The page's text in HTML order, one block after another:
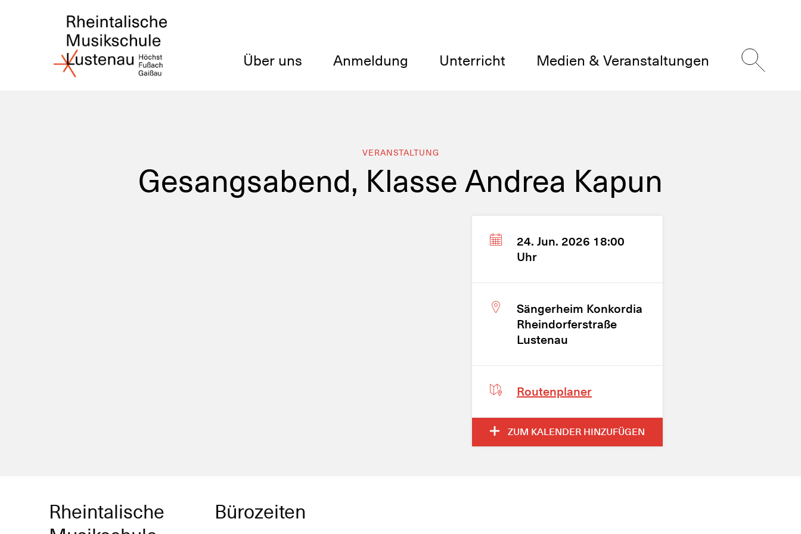
Über uns Anmeldung Unterricht Medien & Veranstaltungen
VERANSTALTUNG
Gesangsabend, Klasse Andrea Kapun
24. Jun. 2026 18:00
Uhr
Sängerheim Konkordia
Rheindorferstraße
Lustenau
Routenplaner
ZUM KALENDER HINZUFÜGEN
Rheintalische
Bürozeiten